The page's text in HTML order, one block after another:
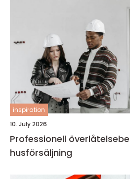
inspiration
10. July 2026
Professionell
husförsäljning